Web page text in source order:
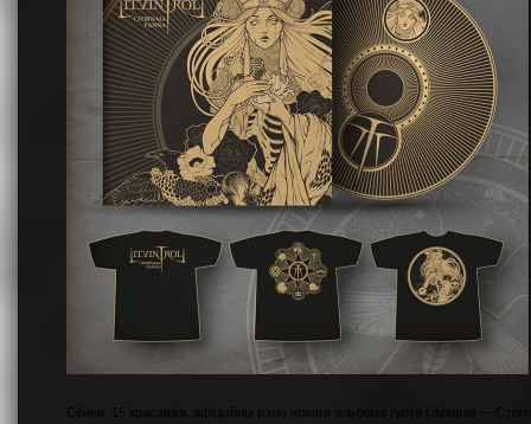
Сёння, 15 красавіка, афіцыйны рэліз новага альбома гурта Litvintroll —